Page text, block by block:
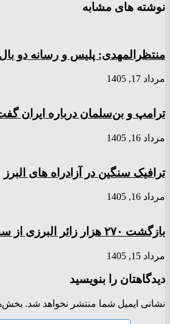
نوشته های مشابه
منتظرالمهدی: پلیس و رسانه دو
مرداد 17, 1405
ترامپ و بن‌سلمان درباره ایران
مرداد 16, 1405
ترافیک سنگین در آزادراه های البرز
مرداد 16, 1405
بازگشت ۲۷۰ هزار زائر البرزی از سفر اربعین
مرداد 15, 1405
دیدگاهتان را بنویسید
نشانی ایمیل شما منتشر نخواهد شد.